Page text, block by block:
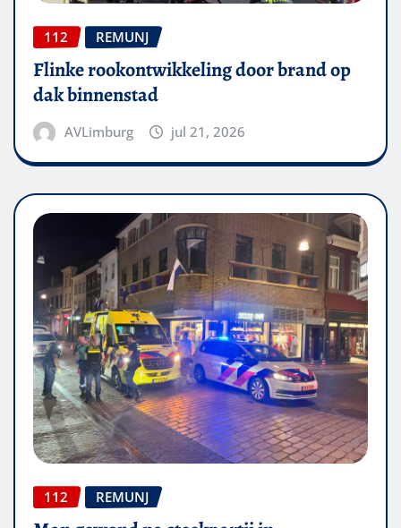
112 REMUNJ
Flinke rookontwikkeling door brand op
dak binnenstad
AVLimburg jul 21, 2026
112 REMUNJ